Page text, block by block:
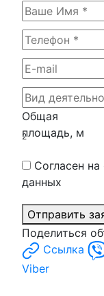
Общая
площадь, м
2
Согласен
данных
Отправить
Поделиться
Ссылка
Viber